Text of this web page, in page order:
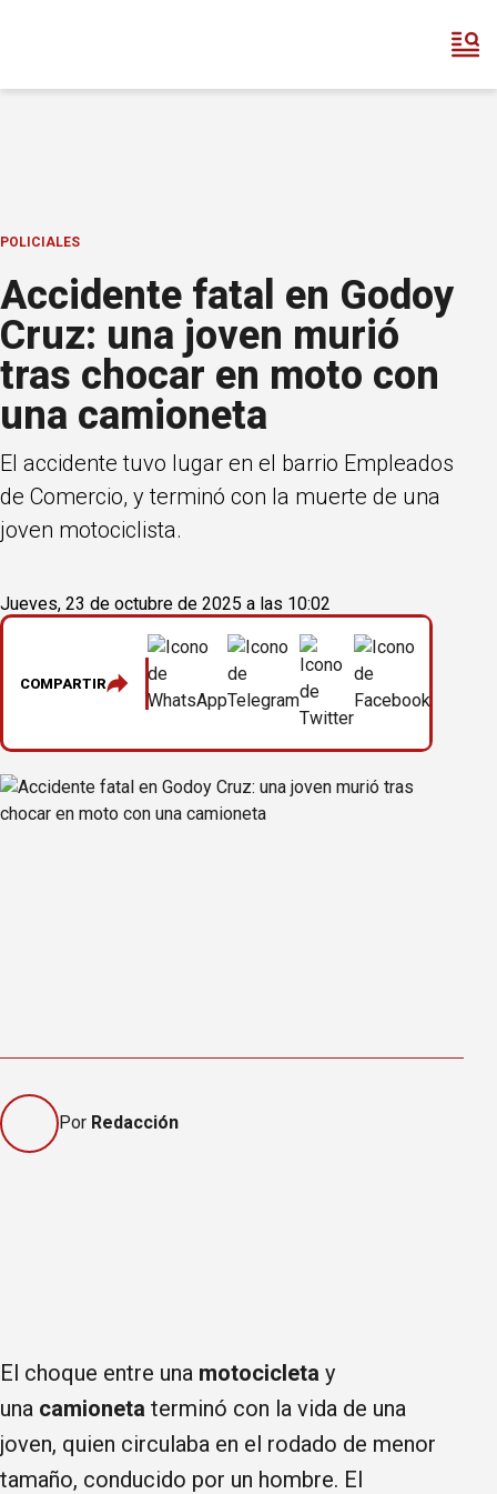
POLICIALES
Accidente fatal en Godoy
Cruz: una joven murió
tras chocar en moto con
una camioneta
El accidente tuvo lugar en el barrio Empleados
de Comercio, y terminó con la muerte de una
joven motociclista.
Jueves, 23 de octubre de 2025 a las 10:02
COMPARTIR
Por Redacción
El choque entre una motocicleta y
una camioneta terminó con la vida de una
joven, quien circulaba en el rodado de menor
tamaño, conducido por un hombre. El